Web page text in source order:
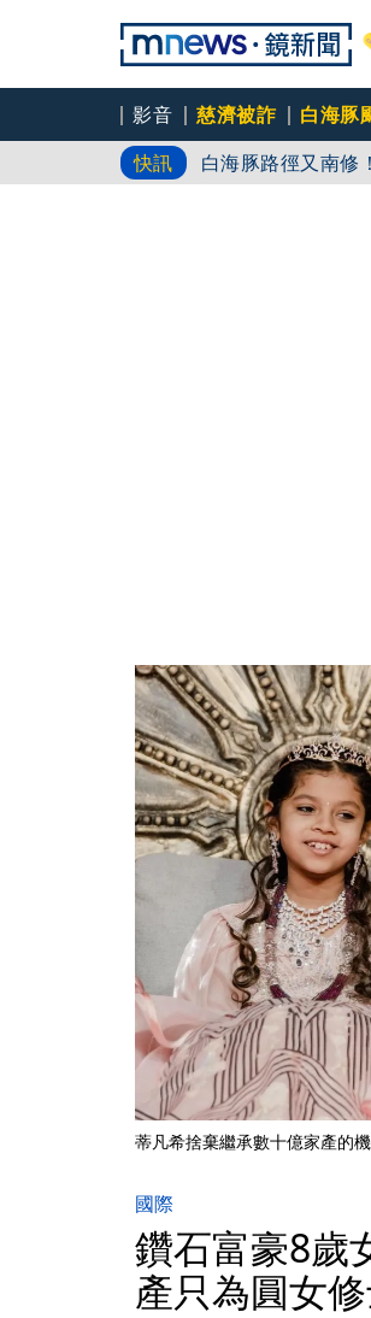
影音 慈濟被詐 白海豚
快訊
白海豚路徑又南
慈濟挨詐十億／綠
蒂凡希捨棄繼承數十億家產的
國際
鑽石富豪8
產只為圓女